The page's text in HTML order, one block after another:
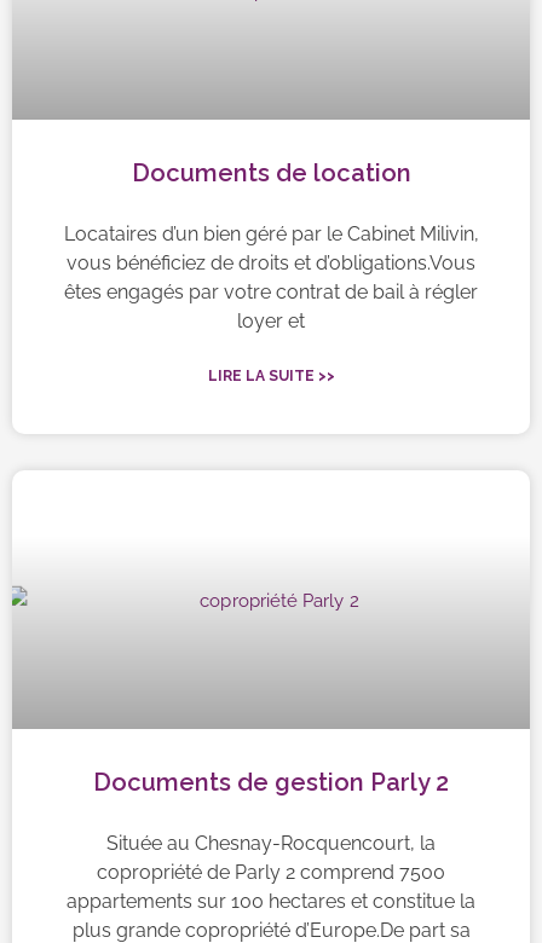
Documents de location
Locataires d’un bien géré par le Cabinet Milivin,
vous bénéficiez de droits et d’obligations.Vous
êtes engagés par votre contrat de bail à régler
loyer et
LIRE LA SUITE >>
Documents de gestion Parly 2
Située au Chesnay-Rocquencourt, la
copropriété de Parly 2 comprend 7500
appartements sur 100 hectares et constitue la
plus grande copropriété d’Europe.De part sa